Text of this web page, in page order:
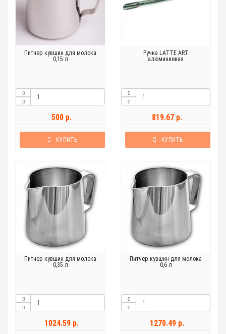
Питчер кувшин для молока
0,15 л
500 р.
КУПИТЬ
Ручка LATTE ART
алюминиевая
819.67 р.
КУПИТЬ
Питчер кувшин для молока
0,35 л
1024.59 р.
Питчер кувшин для молока
0,6 л
1270.49 р.